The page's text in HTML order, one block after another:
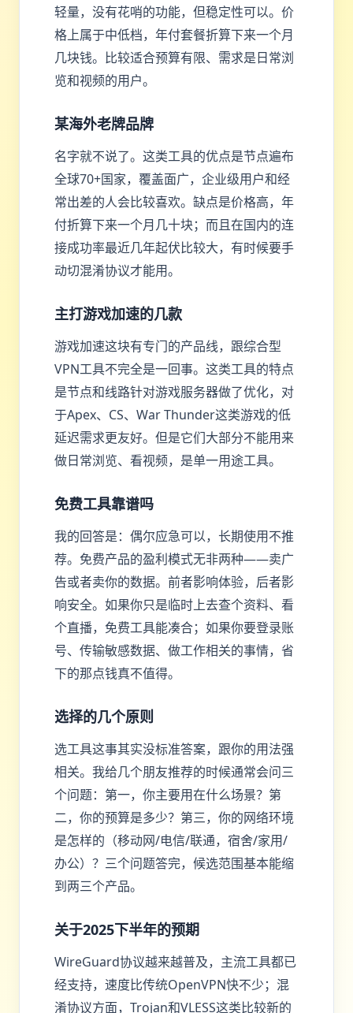
轻量，没有花哨的功能，但稳定性可以。价
格上属于中低档，年付套餐折算下来一个月
几块钱。比较适合预算有限、需求是日常浏
览和视频的用户。
某海外老牌品牌
名字就不说了。这类工具的优点是节点遍布
全球70+国家，覆盖面广，企业级用户和经
常出差的人会比较喜欢。缺点是价格高，年
付折算下来一个月几十块；而且在国内的连
接成功率最近几年起伏比较大，有时候要手
动切混淆协议才能用。
主打游戏加速的几款
游戏加速这块有专门的产品线，跟综合型
VPN工具不完全是一回事。这类工具的特点
是节点和线路针对游戏服务器做了优化，对
于Apex、CS、War Thunder这类游戏的低
延迟需求更友好。但是它们大部分不能用来
做日常浏览、看视频，是单一用途工具。
免费工具靠谱吗
我的回答是：偶尔应急可以，长期使用不推
荐。免费产品的盈利模式无非两种——卖广
告或者卖你的数据。前者影响体验，后者影
响安全。如果你只是临时上去查个资料、看
个直播，免费工具能凑合；如果你要登录账
号、传输敏感数据、做工作相关的事情，省
下的那点钱真不值得。
选择的几个原则
选工具这事其实没标准答案，跟你的用法强
相关。我给几个朋友推荐的时候通常会问三
个问题：第一，你主要用在什么场景？第
二，你的预算是多少？第三，你的网络环境
是怎样的（移动网/电信/联通，宿舍/家用/
办公）？三个问题答完，候选范围基本能缩
到两三个产品。
关于2025下半年的预期
WireGuard协议越来越普及，主流工具都已
经支持，速度比传统OpenVPN快不少；混
淆协议方面，Trojan和VLESS这类比较新的